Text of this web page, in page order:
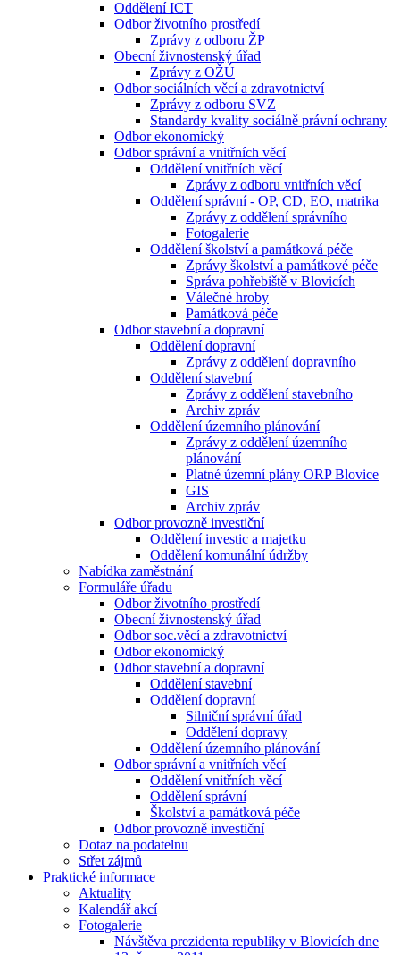
Oddělení ICT
Odbor životního prostředí
Zprávy z odboru ŽP
Obecní živnostenský úřad
Zprávy z OŽÚ
Odbor sociálních věcí a zdravotnictví
Zprávy z odboru SVZ
Standardy kvality sociálně právní ochrany
Odbor ekonomický
Odbor správní a vnitřních věcí
Oddělení vnitřních věcí
Zprávy z odboru vnitřních věcí
Oddělení správní - OP, CD, EO, matrika
Zprávy z oddělení správního
Fotogalerie
Oddělení školství a památková péče
Zprávy školství a památkové péče
Správa pohřebiště v Blovicích
Válečné hroby
Památková péče
Odbor stavební a dopravní
Oddělení dopravní
Zprávy z oddělení dopravního
Oddělení stavební
Zprávy z oddělení stavebního
Archiv zpráv
Oddělení územního plánování
Zprávy z oddělení územního
plánování
Platné územní plány ORP Blovice
GIS
Archiv zpráv
Odbor provozně investiční
Oddělení investic a majetku
Oddělení komunální údržby
Nabídka zaměstnání
Formuláře úřadu
Odbor životního prostředí
Obecní živnostenský úřad
Odbor soc.věcí a zdravotnictví
Odbor ekonomický
Odbor stavební a dopravní
Oddělení stavební
Oddělení dopravní
Silniční správní úřad
Oddělení dopravy
Oddělení územního plánování
Odbor správní a vnitřních věcí
Oddělení vnitřních věcí
Oddělení správní
Školství a památková péče
Odbor provozně investiční
Dotaz na podatelnu
Střet zájmů
Praktické informace
Aktuality
Kalendář akcí
Fotogalerie
Návštěva prezidenta republiky v Blovicích dne